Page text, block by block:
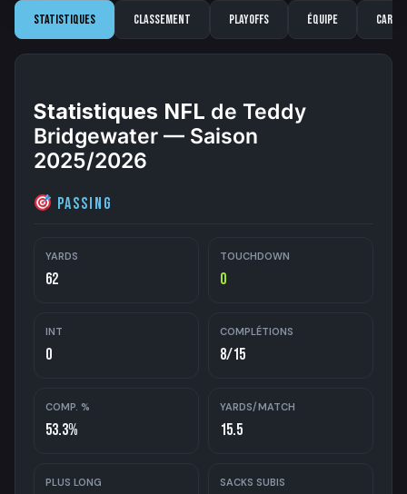
Statistiques Classement Playoffs Équipe
Statistiques NFL de Teddy
Bridgewater — Saison
2025/2026
Passing
YARDS
62
TOUCHDOWN
0
INT
0
COMPLÉTIONS
8/15
COMP. %
53.3%
YARDS/MATCH
15.5
PLUS LONG SACKS SUBIS